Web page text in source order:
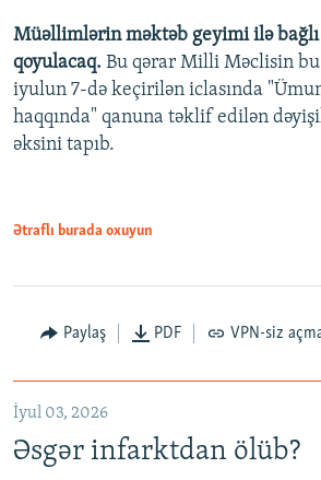
Auto 240p 360p
720p 1080p
Müəllimlərin məktəb geyimi ilə
qoyulacaq. Bu qərar Milli Məclisin
iyulun 7-də keçirilən iclasında
haqqında" qanuna təklif edilən
əksini tapıb.
Ətraflı burada oxuyun
Paylaş PDF VPN-siz
İyul 03, 2026
Əsgər infarktdan ölüb?